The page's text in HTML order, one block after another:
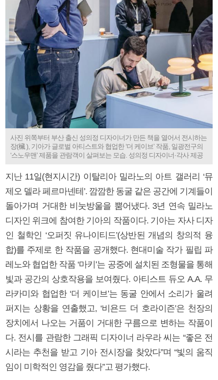
사진 위쪽부터 부산 출신 성의정 디자이너가 만든 책을 열어서 전시하는
장(欌 ), 기아가 글로벌 아티스트와 협업한 ‘더 케이브’ 작품, 일광전구의
‘스노우맨’ 제품을 관람객이 살펴보는 모습. 성의정 디자이너·각사 제공
지난 11일(현지시간) 이탈리아 밀라노의 아트 갤러리 ‘뮤
제오 델라 페르마넨테’. 깜깜한 동굴 같은 공간에 기계들이
돌아가며 거대한 비눗방울을 뿜어냈다. 3년 연속 밀라노
디자인 위크에 참여한 기아의 작품이다. 기아는 자사 디자
인 철학인 ‘오퍼짓 유나이티드’(상반된 개념의 창의적 융
합)를 주제로 한 작품을 공개했다. 현대미술 작가 필립 파
레노와 협업한 작품 ‘마키’는 공중에 설치된 조형물을 통해
빛과 공간의 상호작용을 보여줬다. 아티스트 듀오 A.A. 무
라카미와 협업한 ‘더 케이브’는 동굴 안에서 소리가 울려
퍼지는 상황을 연출했고, ‘비욘드 더 호라이즌’은 천장의
장치에서 나오는 거품이 거대한 구름으로 변하는 작품이
다. 전시를 관람한 그래픽 디자이너 라우라 씨는 “좋은 전
시라는 추천을 받고 기아 전시장을 찾았다”며 “빛의 움직
임이 미학적인 영감을 줬다”고 평가했다.